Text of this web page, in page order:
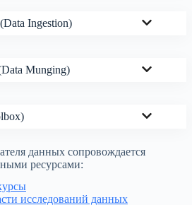
Ingestion)
Munging)
данных сопровождается
ресурсами:
исследований данных